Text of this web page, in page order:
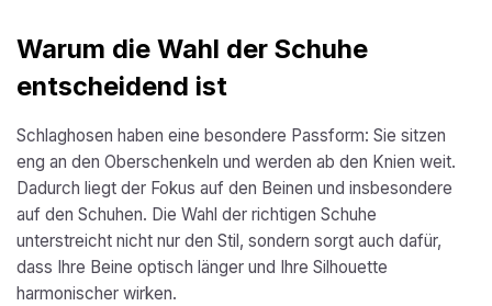
Warum die Wahl der Schuhe
entscheidend ist
Schlaghosen haben eine besondere Passform: Sie sitzen
eng an den Oberschenkeln und werden ab den Knien weit.
Dadurch liegt der Fokus auf den Beinen und insbesondere
auf den Schuhen. Die Wahl der richtigen Schuhe
unterstreicht nicht nur den Stil, sondern sorgt auch dafür,
dass Ihre Beine optisch länger und Ihre Silhouette
harmonischer wirken.